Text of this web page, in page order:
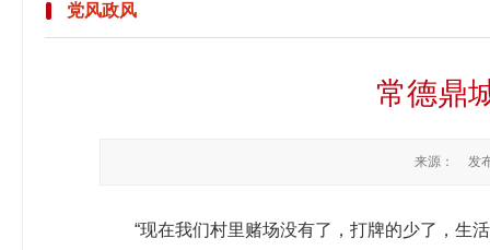
党风政风
常德鼎
来源： 发
“现在我们村里赌场没有了，打牌的少了，生